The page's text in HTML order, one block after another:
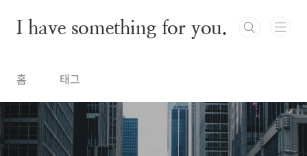
I have something for you.
홈 태그